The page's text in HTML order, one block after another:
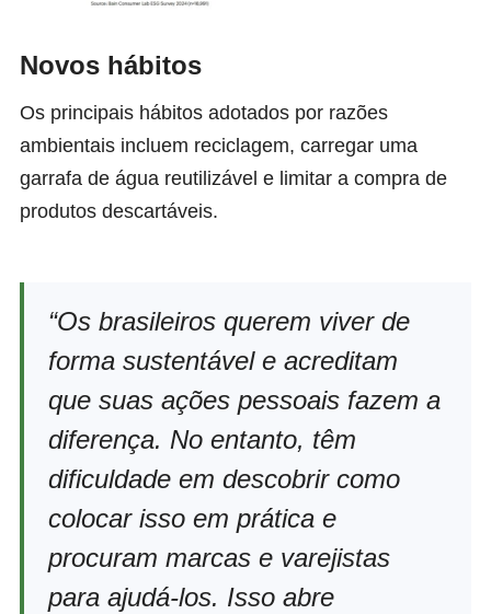
Novos hábitos
Os principais hábitos adotados por razões
ambientais incluem reciclagem, carregar uma
garrafa de água reutilizável e limitar a compra de
produtos descartáveis.
“Os brasileiros querem viver de
forma sustentável e acreditam
que suas ações pessoais fazem a
diferença. No entanto, têm
dificuldade em descobrir como
colocar isso em prática e
procuram marcas e varejistas
para ajudá-los. Isso abre